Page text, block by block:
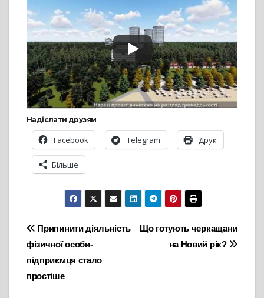
Надіслати друзям
Facebook Telegram Друк
Більше
Навігація
записів
Що готують черкащани
на Новий рік?
Припинити діяльність
фізичної особи-
підприємця стало
простіше